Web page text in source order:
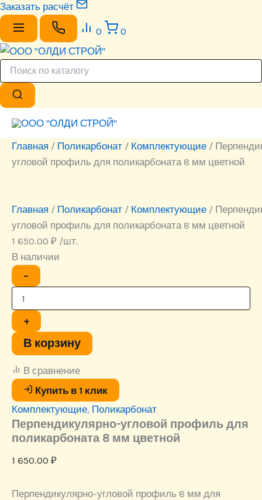
Заказать расчёт
0 0
Главная / Поликарбонат / Комплектующие /
угловой профиль для поликарбоната 8 мм цветной
Главная / Поликарбонат / Комплектующие /
угловой профиль для поликарбоната 8 мм цветной
1 650.00 ₽ /шт.
В наличии
−
Количество
товара
профиль
для
поликарбоната
цветной
+
В корзину
В сравнение
Купить в 1 клик
Комплектующие, Поликарбонат
Перпендикулярно-угловой профиль для
поликарбоната 8 мм цветной
1 650.00 ₽
Перпендикулярно-угловой профиль 8 мм для